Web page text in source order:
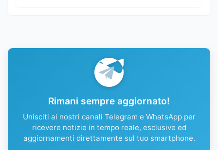
Rimani sempre aggiornato!
Unisciti ai nostri canali Telegram e WhatsApp per
ricevere notizie in tempo reale, esclusive ed
aggiornamenti direttamente sul tuo smartphone.